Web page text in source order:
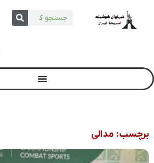
برچسب: مدالی